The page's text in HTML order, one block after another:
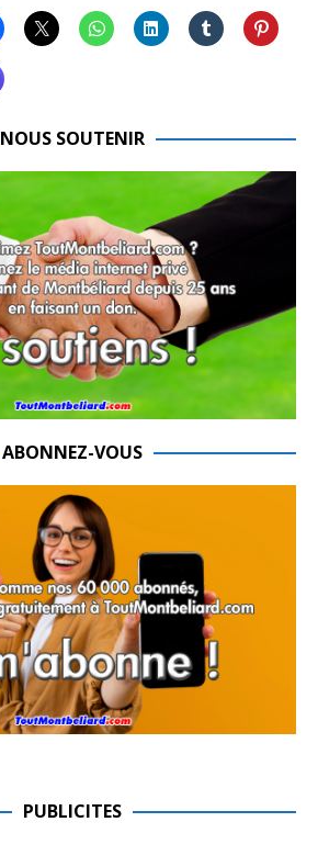
NOUS SOUTENIR
ABONNEZ-VOUS
PUBLICITES